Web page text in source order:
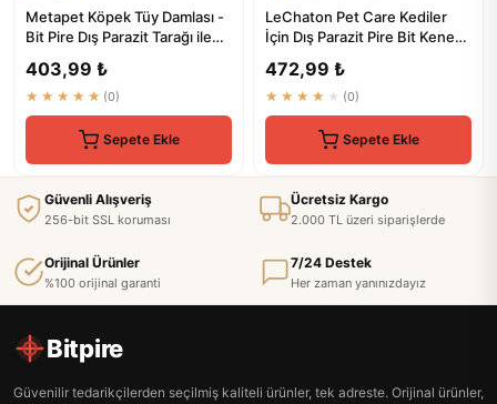
Metapet Köpek Tüy Damlası -
Bit Pire Dış Parazit Tarağı ile
403,99 ₺
★★★★★ (0)
Sepete Ekle
LeChaton Pet Care Kediler
İçin Dış Parazit Pire Bit Kene
472,99 ₺
★★★★★ (0)
Sepete Ekle
Güvenli Alışveriş
256-bit SSL koruması
Ücretsiz Kargo
2.000 TL üzeri siparişlerde
Orijinal Ürünler
%100 orijinal garanti
7/24 Destek
Her zaman yanınızdayız
Bitpire
Güvenilir tedarikçilerden seçilmiş kaliteli ürünler, tek adreste. Orijinal ürünler,